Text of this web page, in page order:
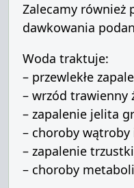
Zalecamy również
dawkowania
Woda traktuje:
– przewlekłe
– wrzód trawienny
– zapalenie jelita
– choroby wątroby
– zapalenie
– choroby